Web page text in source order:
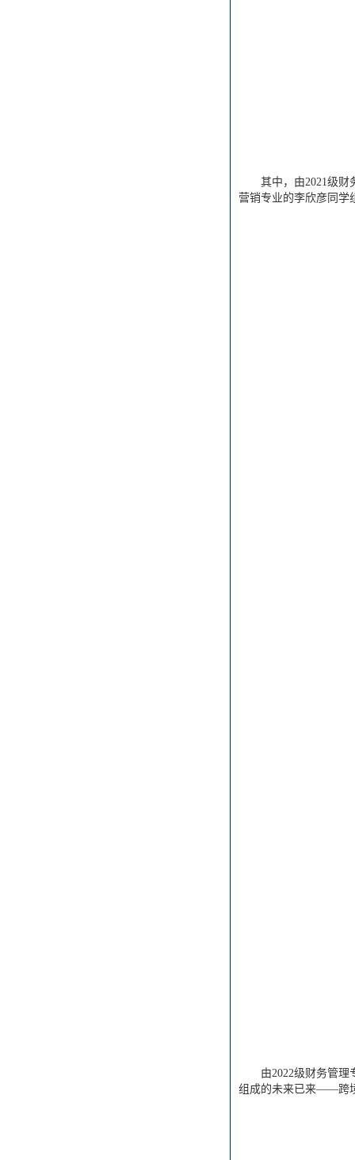
其中，由2021级财
营销专业的李欣彦同学
由2022级财务管
组成的未来已来——跨